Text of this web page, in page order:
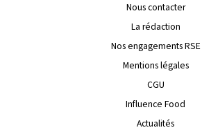
Nous contacter
La rédaction
Nos engagements RSE
Mentions légales
CGU
Influence Food
Actualités